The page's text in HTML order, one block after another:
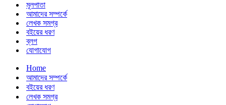
মূলপাতা
আমাদের সম্পর্কে
লেখক সমগ্র
বইয়ের ধরণ
ব্লগ
যোগাযোগ
Home
আমাদের সম্পর্কে
বইয়ের ধরণ
লেখক সমগ্র